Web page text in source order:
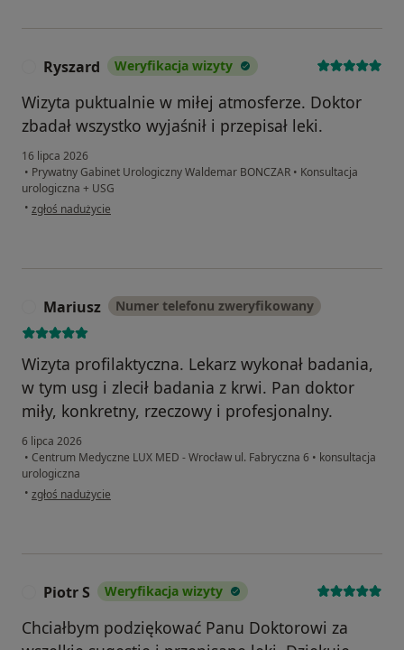
Ryszard Weryfikacja wizyty
Wizyta puktualnie w miłej atmosferze. Doktor
zbadał wszystko wyjaśnił i przepisał leki.
16 lipca 2026
• Prywatny Gabinet Urologiczny Waldemar BONCZAR • Konsultacja
urologiczna + USG
• w opinii użytkownika Ryszard
zgłoś nadużycie
Mariusz Numer telefonu zweryfikowany
Wizyta profilaktyczna. Lekarz wykonał badania,
w tym usg i zlecił badania z krwi. Pan doktor
miły, konkretny, rzeczowy i profesjonalny.
6 lipca 2026
• Centrum Medyczne LUX MED - Wrocław ul. Fabryczna 6 • konsultacja
urologiczna
• w opinii użytkownika Mariusz
zgłoś nadużycie
Piotr S Weryfikacja wizyty
Chciałbym podziękować Panu Doktorowi za